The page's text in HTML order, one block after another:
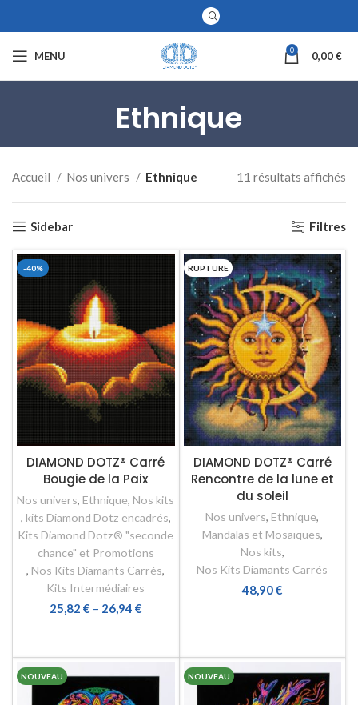
MENU 0 0,00€
Ethnique
Accueil Nos univers Ethnique 11 résultats affichés
Sidebar Filtres
-40%
DIAMOND DOTZ® Carré
Bougie de la Paix
Nos univers, Ethnique, Nos kits
, kits Diamond Dotz encadrés,
Kits Diamond Dotz® "seconde
chance" et Promotions
, Nos Kits Diamants Carrés,
Kits Intermédiaires
25,82 € – 26,94 €
RUPTURE
DIAMOND DOTZ® Carré
Rencontre de la lune et
du soleil
Nos univers, Ethnique,
Mandalas et Mosaïques,
Nos kits,
Nos Kits Diamants Carrés
48,90€
NOUVEAU NOUVEAU